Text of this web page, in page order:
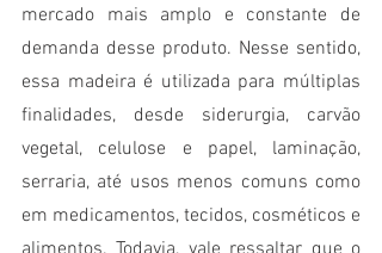
mercado mais amplo e constante de
demanda desse produto. Nesse sentido,
essa madeira é utilizada para múltiplas
finalidades, desde siderurgia, carvão
vegetal, celulose e papel, laminação,
serraria, até usos menos comuns como
em medicamentos, tecidos, cosméticos e